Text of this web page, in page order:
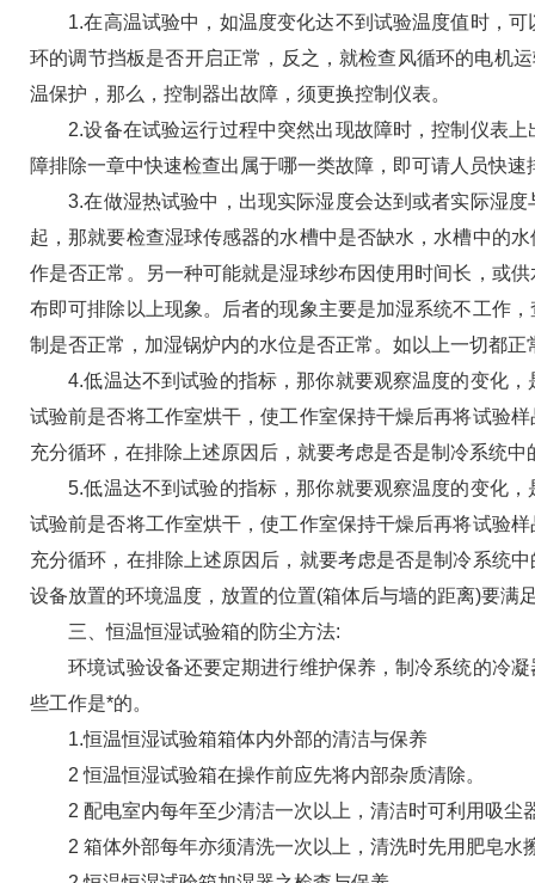
1.在高温试验中，如温度变化达不到试验温度值时，可
环的调节挡板是否开启正常，反之，就检查风循环的电机
温保护，那么，控制器出故障，须更换控制仪表。
2.设备在试验运行过程中突然出现故障时，控制仪表上
障排除一章中快速检查出属于哪一类故障，即可请人员快
3.在做湿热试验中，出现实际湿度会达到或者实际湿度
起，那就要检查湿球传感器的水槽中是否缺水，水槽中的
作是否正常。另一种可能就是湿球纱布因使用时间长，或
布即可排除以上现象。后者的现象主要是加湿系统不工作
制是否正常，加湿锅炉内的水位是否正常。如以上一切都
4.低温达不到试验的指标，那你就要观察温度的变化，
试验前是否将工作室烘干，使工作室保持干燥后再将试验
充分循环，在排除上述原因后，就要考虑是否是制冷系统
5.低温达不到试验的指标，那你就要观察温度的变化，
试验前是否将工作室烘干，使工作室保持干燥后再将试验
充分循环，在排除上述原因后，就要考虑是否是制冷系统
设备放置的环境温度，放置的位置(箱体后与墙的距离)要满
三、恒温恒湿试验箱的防尘方法:
环境试验设备还要定期进行维护保养，制冷系统的冷凝
些工作是*的。
1.恒温恒湿试验箱箱体内外部的清洁与保养
2 恒温恒湿试验箱在操作前应先将内部杂质清除。
2 配电室内每年至少清洁一次以上，清洁时可利用吸尘
2 箱体外部每年亦须清洗一次以上，清洗时先用肥皂水